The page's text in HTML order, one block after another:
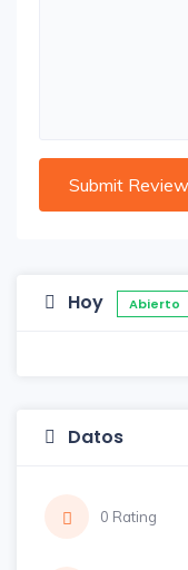
Hoy Abierto
Datos
0 Rating